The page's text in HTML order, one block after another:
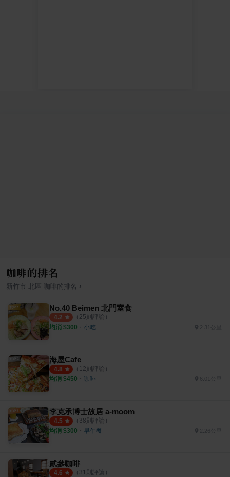
咖啡的排名
新竹市 北區 咖啡 的排名 ›
No.40 Beimen 北門室食
4.2 （ 25則評論）
均消 $300 ・ 小吃
海屋Cafe
4.8 （ 12則評論）
均消 $450 ・ 咖啡
李克承博士故居 a-moom
4.5 （ 38則評論）
均消 $300 ・ 早午餐
貳參咖啡
4.6 （ 31 則評論）